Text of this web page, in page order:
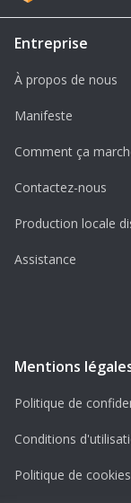
Entreprise
À propos de nous
Manifeste
Comment ça
Contactez-nous
Production locale
Assistance
Mentions
Politique de
Conditions
Politique de cookies